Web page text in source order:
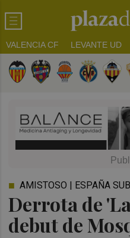
VALENCIA CF LEVANTE UD
Derrota de
debut de
AMISTOSO | ESPAÑA